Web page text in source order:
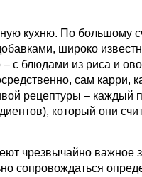
По большому
широко
– с блюдами из риса и
сам карри,
рецептуры – каждый
который они
важное
сопровождаться